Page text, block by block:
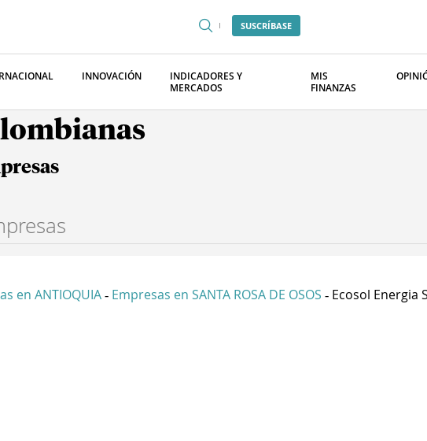
SUSCRÍBASE
INNOVACIÓN
INDICADORES Y
MERCADOS
MIS
FINANZAS
en ANTIOQUIA - Empresas en SANTA ROSA DE OSOS - Ecosol Energia